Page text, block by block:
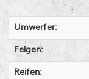
Umwerfer:
Felgen:
Reifen: